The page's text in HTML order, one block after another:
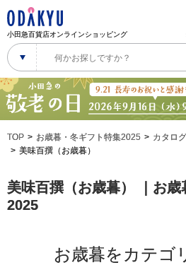
小田急百貨店オンラインショッピング
TOP お歳暮・冬ギフト特集2025
カタロ
美味百撰（お歳暮）
美味百撰（お歳暮） ｜お
2025
お歳暮をカテゴ